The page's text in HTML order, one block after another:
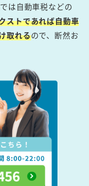
は自動車税などの
ストであれば自動車
取れるので、断然お